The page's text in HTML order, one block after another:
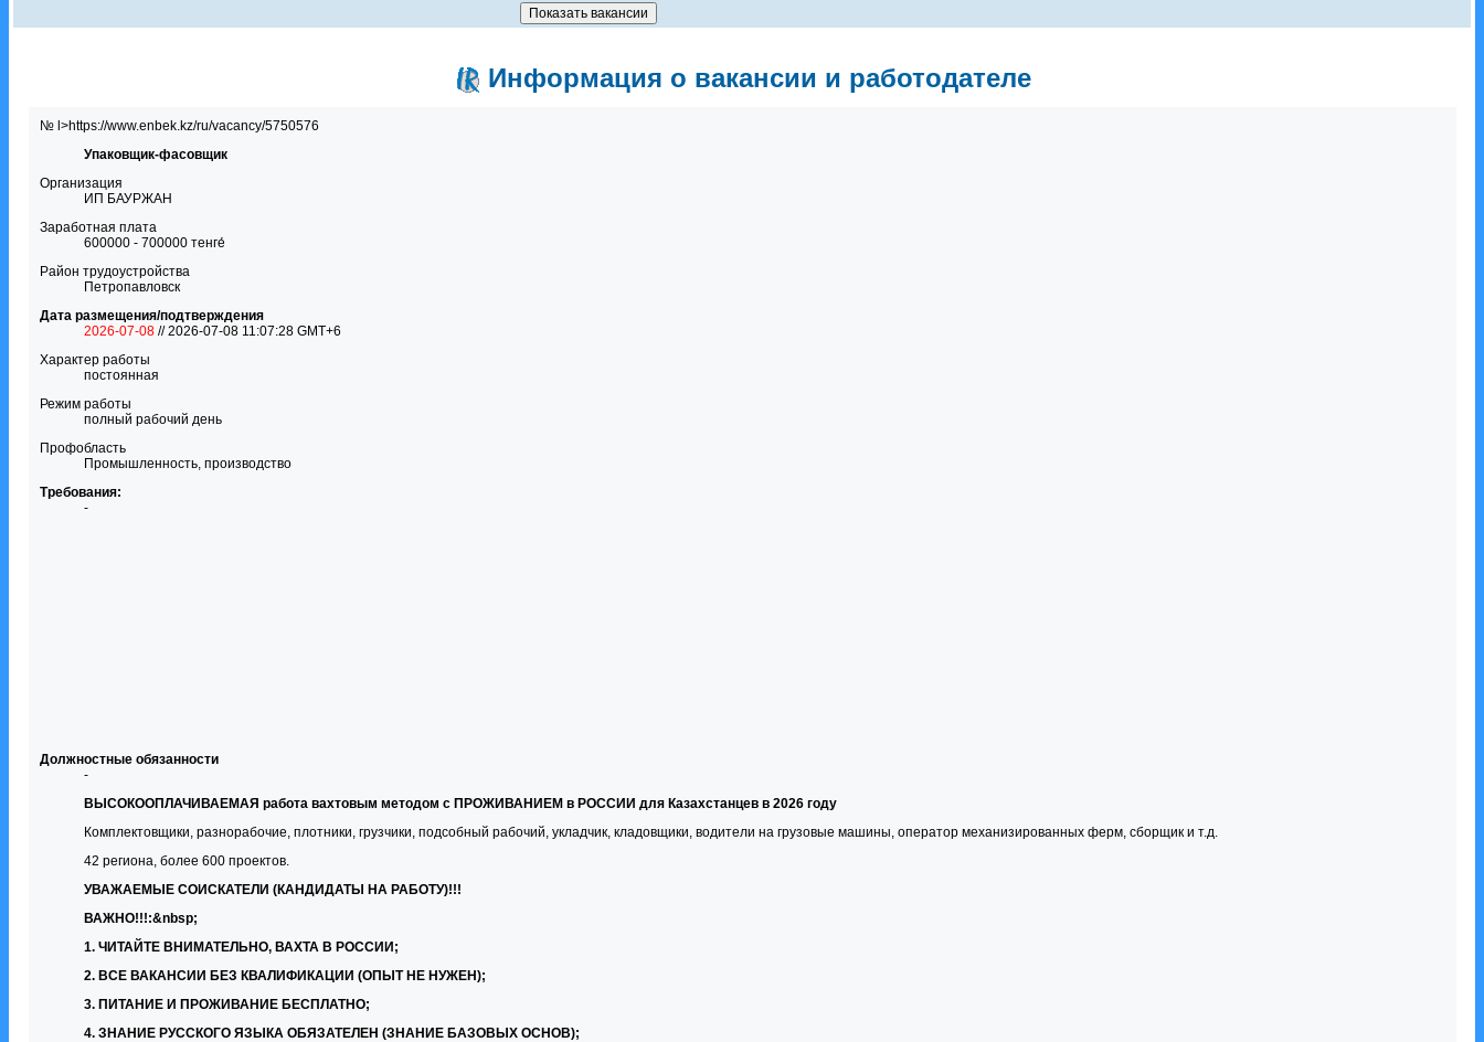
Информация о вакансии и работодателе
№ l>https://www.enbek.kz/ru/vacancy/5750576
Упаковщик-фасовщик
Организация
ИП БАУРЖАН
Заработная плата
600000 - 700000 тенге́
Район трудоустройства
Петропавловск
Дата размещения/подтверждения
2026-07-08// 2026-07-08 11:07:28 GMT+6
Характер работы
постоянная
Режим работы
полный рабочий день
Профобласть
Промышленность, производство
Требования:
-
Должностные обязанности
-
ВЫСОКООПЛАЧИВАЕМАЯ работа вахтовым методом с ПРОЖИВАНИЕМ в РОССИИ для Казахстанцев в 2026 году
Комплектовщики, разнорабочие, плотники, грузчики, подсобный рабочий, укладчик, кладовщики, водители на грузовые машины, оператор механизированных ферм, сборщик и т.д.
42 региона, более 600 проектов.
УВАЖАЕМЫЕ СОИСКАТЕЛИ (КАНДИДАТЫ НА РАБОТУ)!!!
ВАЖНО!!!:&nbsp;
1. ЧИТАЙТЕ ВНИМАТЕЛЬНО, ВАХТА В РОССИИ;
2. ВСЕ ВАКАНСИИ БЕЗ КВАЛИФИКАЦИИ (ОПЫТ НЕ НУЖЕН);
3. ПИТАНИЕ И ПРОЖИВАНИЕ БЕСПЛАТНО;
4. ЗНАНИЕ РУССКОГО ЯЗЫКА ОБЯЗАТЕЛЕН (ЗНАНИЕ БАЗОВЫХ ОСНОВ);